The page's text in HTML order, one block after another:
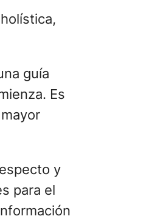
guía
Es
y
para el